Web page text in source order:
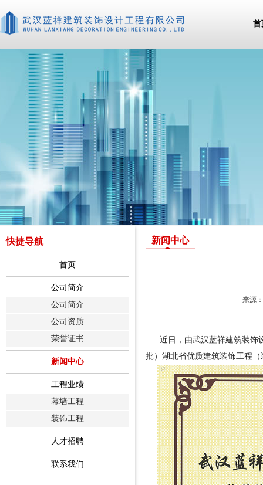
首
快捷导航
首页
公司简介
公司简介
公司资质
荣誉证书
新闻中心
工程业绩
幕墙工程
装饰工程
人才招聘
联系我们
新闻中心
来源
近日，由武汉蓝祥建筑装饰设
批）湖北省优质建筑装饰工程